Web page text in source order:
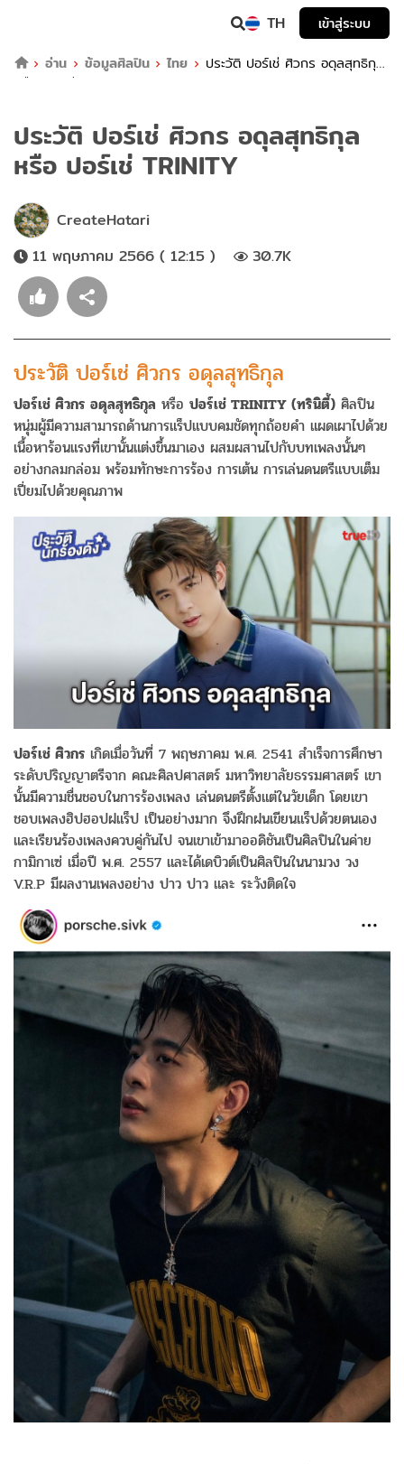
TH
เข้าสู่ระบบ
อ่าน
ข้อมูลศิลปิน ไทย
ประวัติ ปอร์เช่ ศิวกร อดุลสุทธิกุล
หรือ ปอร์เช่ TRINITY
ประวัติ ปอร์เช่ ศิวกร อดุลสุทธิกุล
หรือ ปอร์เช่ TRINITY
CreateHatari
11 พฤษภาคม 2566 ( 12:15 )
30.7K
ประวัติ ปอร์เช่ ศิวกร อดุลสุทธิกุล
ปอร์เช่ ศิวกร อดุลสุทธิกุล หรือ ปอร์เช่ TRINITY (ทรินิตี้) ศิลปิน
หนุ่มผู้มีความสามารถด้านการแร็ปแบบคมชัดทุกถ้อยคำ แผดเผาไปด้วย
เนื้อหาร้อนแรงที่เขานั้นแต่งขึ้นมาเอง ผสมผสานไปกับบทเพลงนั้นๆ
อย่างกลมกล่อม พร้อมทักษะการร้อง การเต้น การเล่นดนตรีแบบเต็ม
เปี่ยมไปด้วยคุณภาพ
ปอร์เช่ ศิวกร เกิดเมื่อวันที่ 7 พฤษภาคม พ.ศ. 2541 สำเร็จการศึกษา
ระดับปริญญาตรีจาก คณะศิลปศาสตร์ มหาวิทยาลัยธรรมศาสตร์ เขา
นั้นมีความชื่นชอบในการร้องเพลง เล่นดนตรีตั้งแต่ในวัยเด็ก โดยเขา
ชอบเพลงฮิปฮอปฝแร็ป เป็นอย่างมาก จึงฝึกฝนเขียนแร็ปด้วยตนเอง
และเรียนร้องเพลงควบคู่กันไป จนเขาเข้ามาออดิชันเป็นศิลปินในค่าย
กามิกาเซ่ เมื่อปี พ.ศ. 2557 และได้เดบิวต์เป็นศิลปินในนามวง วง
V.R.P มีผลงานเพลงอย่าง ปาว ปาว และ ระวังติดใจ